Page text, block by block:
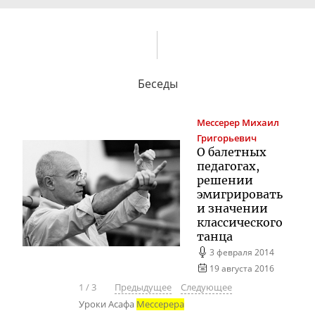
Беседы
Мессерер Михаил
Григорьевич
О балетных
педагогах,
решении
эмигрировать
и значении
классического
танца
3 февраля 2014
19 августа 2016
1 /3 Предыдущее
Следующее
Уроки Асафа Мессерера